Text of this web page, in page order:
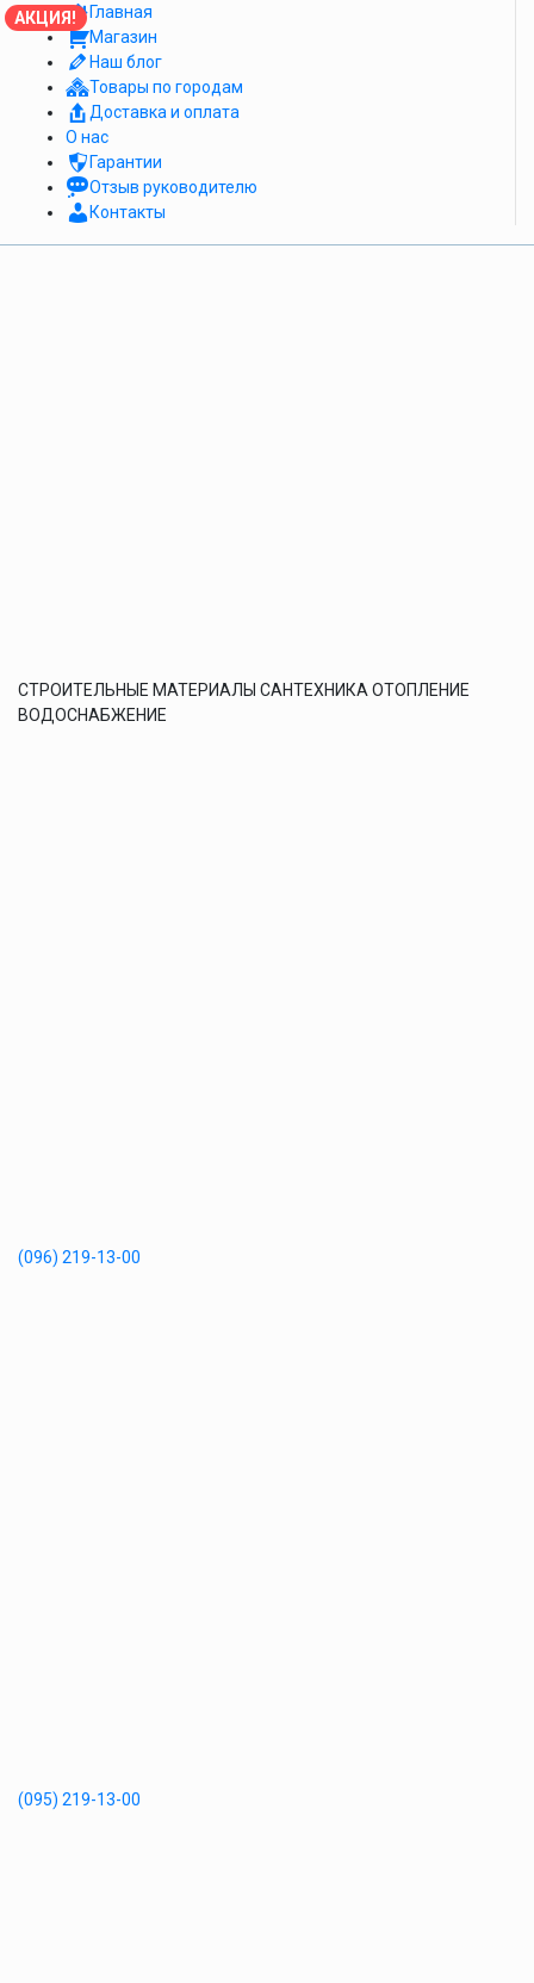
Главная
Магазин
Наш блог
Товары по городам
Доставка и оплата
О нас
Гарантии
Отзыв руководителю
Контакты
СТРОИТЕЛЬНЫЕ МАТЕРИАЛЫ САНТЕХНИКА ОТОПЛЕНИЕ
ВОДОСНАБЖЕНИЕ
(096) 219-13-00
(095) 219-13-00
АКЦИЯ!